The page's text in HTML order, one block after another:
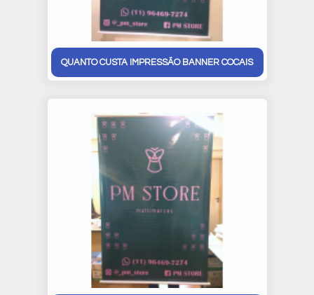
QUANTO CUSTA IMPRESSÃO BANNER COCAIS